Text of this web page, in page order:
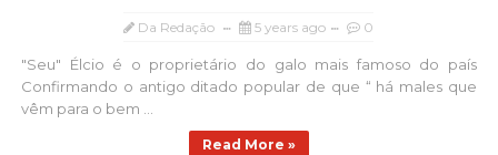
Da Redação 5 years ago 0
"Seu" Élcio é o proprietário do galo mais famoso do país
Confirmando o antigo ditado popular de que “ há males que
vêm para o bem ...
Read More »